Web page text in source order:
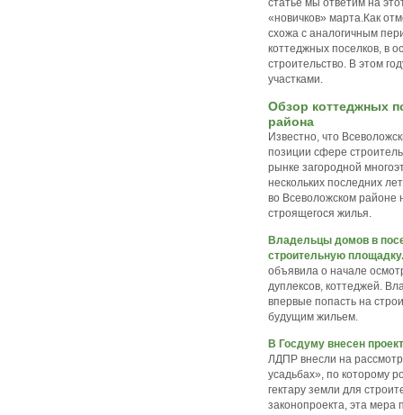
статье мы ответим на
«новичков» марта.Как
схожа с аналогичным
коттеджных поселков, в
строительство. В этом
участками.
Обзор коттеджных
района
Известно, что
позиции сфере
рынке загородной
нескольких последних
во Всеволожском районе
строящегося жилья.
Владельцы домов в
строительную площадку.
объявила о начале
дуплексов, коттеджей.
впервые попасть на
будущим жильем.
В Госдуму внесен
ЛДПР внесли на
усадьбах», по которому
гектару земли для
законопроекта, эта мера